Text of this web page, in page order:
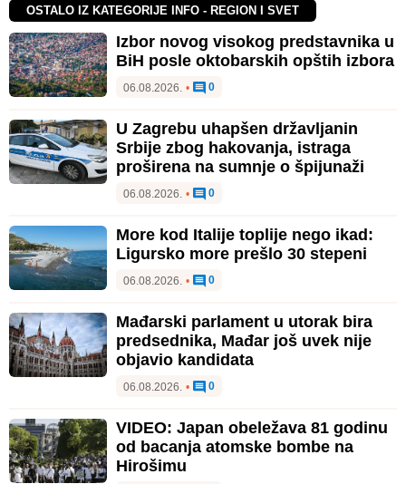
OSTALO IZ KATEGORIJE INFO - REGION I SVET
Izbor novog visokog predstavnika u
BiH posle oktobarskih opštih izbora
06.08.2026. • 0
U Zagrebu uhapšen državljanin
Srbije zbog hakovanja, istraga
proširena na sumnje o špijunaži
06.08.2026. • 0
More kod Italije toplije nego ikad:
Ligursko more prešlo 30 stepeni
06.08.2026. • 0
Mađarski parlament u utorak bira
predsednika, Mađar još uvek nije
objavio kandidata
06.08.2026. • 0
VIDEO: Japan obeležava 81 godinu
od bacanja atomske bombe na
Hirošimu